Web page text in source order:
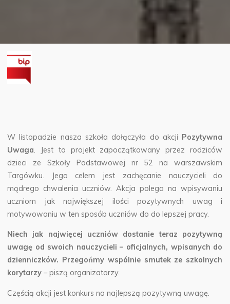
W listopadzie nasza szkoła dołączyła do akcji Pozytywna
Uwaga. Jest to projekt zapoczątkowany przez rodziców
dzieci ze Szkoły Podstawowej nr 52 na warszawskim
Targówku. Jego celem jest zachęcanie nauczycieli do
mądrego chwalenia uczniów. Akcja polega na wpisywaniu
uczniom jak największej ilości pozytywnych uwag i
motywowaniu w ten sposób uczniów do do lepszej pracy.
Niech jak najwięcej uczniów dostanie teraz pozytywną
uwagę od swoich nauczycieli – oficjalnych, wpisanych do
dzienniczków. Przegońmy wspólnie smutek ze szkolnych
korytarzy– piszą organizatorzy.
Częścią akcji jest konkurs na najlepszą pozytywną uwagę.